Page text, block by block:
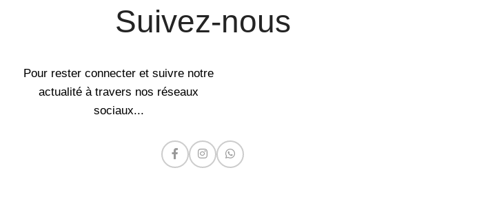
Suivez-nous
Pour rester connecter et suivre notre
actualité à travers nos réseaux
sociaux...